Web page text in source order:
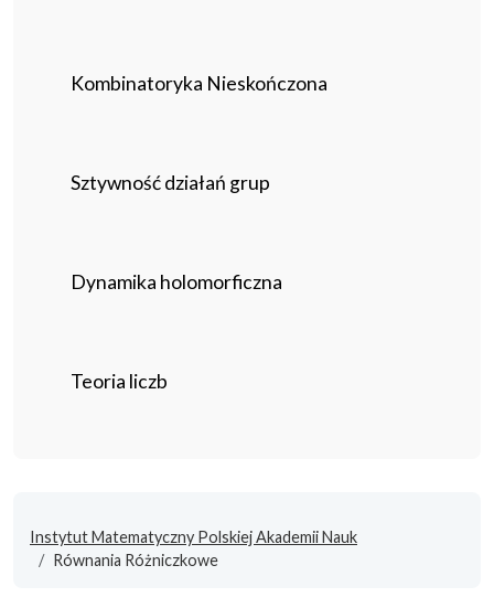
Kombinatoryka Nieskończona
Sztywność działań grup
Dynamika holomorficzna
Teoria liczb
Instytut Matematyczny Polskiej Akademii Nauk
Równania Różniczkowe